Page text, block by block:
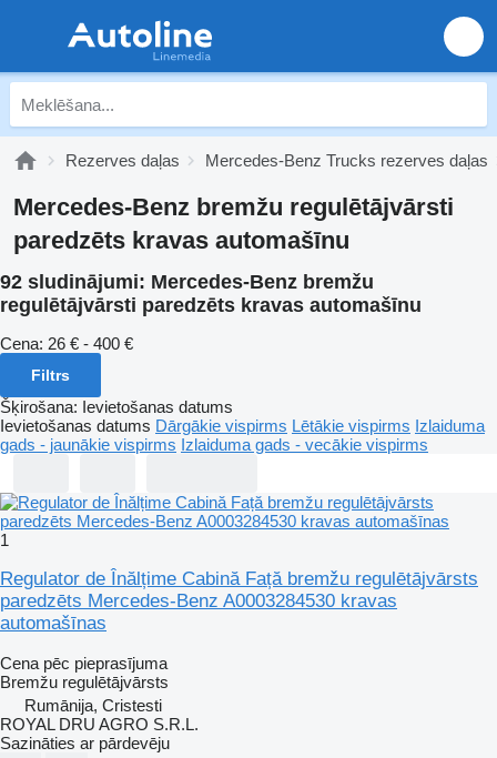
Rezerves daļas Mercedes-Benz Trucks rezerves daļas
Mercedes-Benz bremžu regulētājvārsti
paredzēts kravas automašīnu
92 sludinājumi: Mercedes-Benz bremžu
regulētājvārsti paredzēts kravas automašīnu
Cena: 26 € - 400 €
Filtrs
Šķirošana: Ievietošanas datums
Ievietošanas datums Dārgākie vispirms Lētākie vispirms Izlaiduma
gads - jaunākie vispirms Izlaiduma gads - vecākie vispirms
1
Regulator de Înălțime Cabină Față bremžu regulētājvārsts
paredzēts Mercedes-Benz A0003284530 kravas
automašīnas
Cena pēc pieprasījuma
Bremžu regulētājvārsts
Rumānija, Cristesti
ROYAL DRU AGRO S.R.L.
Sazināties ar pārdevēju